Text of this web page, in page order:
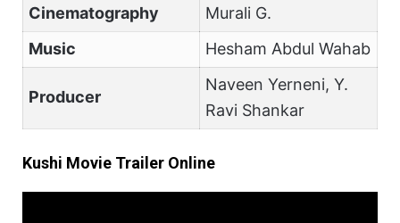
Cinematography
Murali G.
Music
Hesham Abdul Wahab
Producer
Naveen Yerneni, Y.
Ravi Shankar
Kushi Movie Trailer Online